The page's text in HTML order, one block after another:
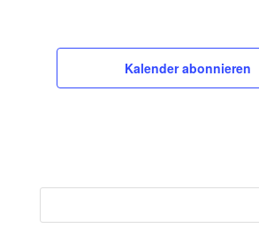
Kalender abonnieren